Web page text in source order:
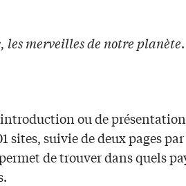
les merveilles de notre planète.
ou de
sites, suivie de deux pages par
de trouver dans quels